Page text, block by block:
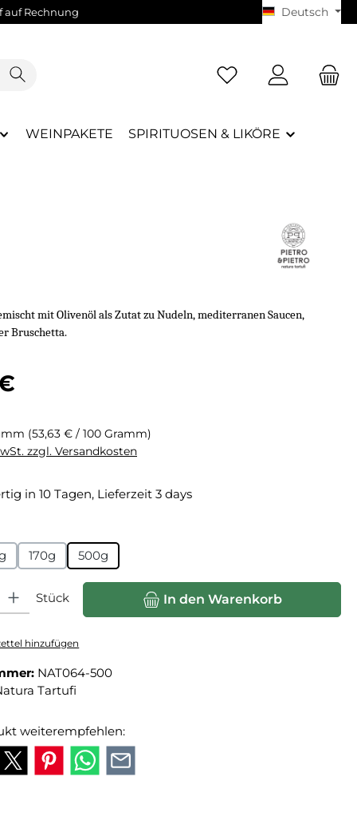
auf Rechnung Deutsch
WEINPAKETE SPIRITUOSEN & LIKÖRE
mit Olivenöl als Zutat zu Nudeln, mediterranen Saucen,
Bruschetta.
(53,63 € / 100 Gramm)
zzgl. Versandkosten
in 10 Tagen, Lieferzeit 3 days
170g 500g
Gib den gewünschten Wert ein oder benutze die
Stück In den Warenkorb
hinzufügen
NAT064-500
Tartufi
weiterempfehlen: